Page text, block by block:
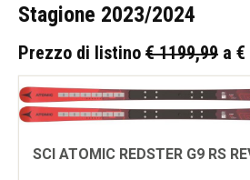
Stagione 2023/2024
Prezzo di listino € 1199,99 a €
SCI ATOMIC REDSTER G9 RS